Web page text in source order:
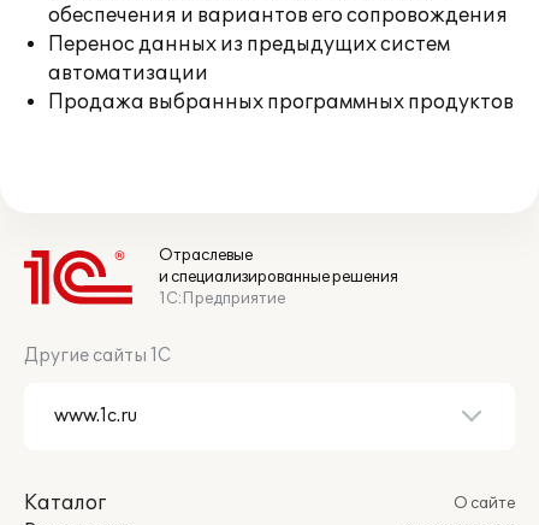
обеспечения и вариантов его сопровождения
Перенос данных из предыдущих систем
автоматизации
Продажа выбранных программных продуктов
Отраслевые
и специализированные решения
1С:Предприятие
Другие сайты 1С
Каталог
О сайте